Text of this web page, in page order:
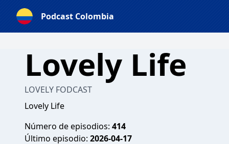
Podcast Colombia
Lovely Life
LOVELY FODCAST
Lovely Life
Número de episodios: 414
Último episodio: 2026-04-17